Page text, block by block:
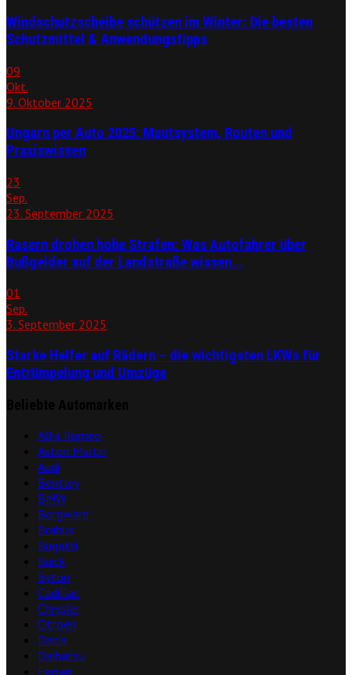
Windschutzscheibe schützen im Winter: Die besten
Schutzmittel & Anwendungstipps
09
Okt.
9. Oktober 2025
Ungarn per Auto 2025: Mautsystem, Routen und
Praxiswissen
23
Sep.
23. September 2025
Rasern drohen hohe Strafen: Was Autofahrer über
Bußgelder auf der Landstraße wissen...
01
Sep.
3. September 2025
Starke Helfer auf Rädern – die wichtigsten LKWs für
Entrümpelung und Umzüge
Alfa Romeo
Aston Martin
Audi
Bentley
BMW
Borgward
Brabus
Bugatti
Buick
Byton
Cadillac
Chrysler
Citroën
Dacia
Daihatsu
Ferrari